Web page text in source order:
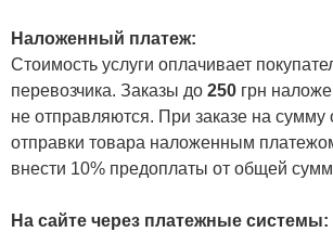
Наложенный платеж:
Стоимость услуги оплачивает
перевозчика. Заказы до 250 грн
не отправляются. При заказе на сумму
отправки товара наложенным
внести 10% предоплаты от общей
На сайте через платежные системы: